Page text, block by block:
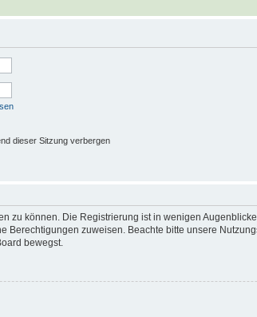
dieser Sitzung verbergen
zu können. Die Registrierung ist in wenigen
Berechtigungen zuweisen. Beachte bitte unsere
bewegst.